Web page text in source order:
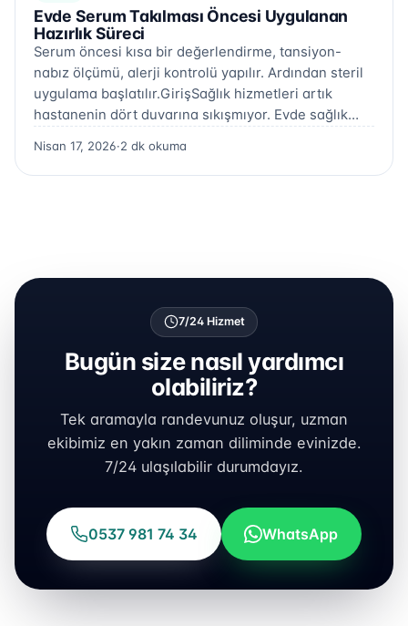
Evde Serum Takılması Öncesi Uygulanan
Hazırlık Süreci
Serum öncesi kısa bir değerlendirme, tansiyon-
nabız ölçümü, alerji kontrolü yapılır. Ardından steril
uygulama başlatılır.GirişSağlık hizmetleri artık
hastanenin dört duvarına sıkışmıyor. Evde sağlık…
Nisan 17, 2026·2 dk okuma
7/24 Hizmet
Bugün size nasıl yardımcı
olabiliriz?
Tek aramayla randevunuz oluşur, uzman
ekibimiz en yakın zaman diliminde evinizde.
7/24 ulaşılabilir durumdayız.
0537 981 74 34 WhatsApp